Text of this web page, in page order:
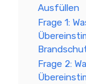
Ausfüllen
Frage 1:
Frage 2: